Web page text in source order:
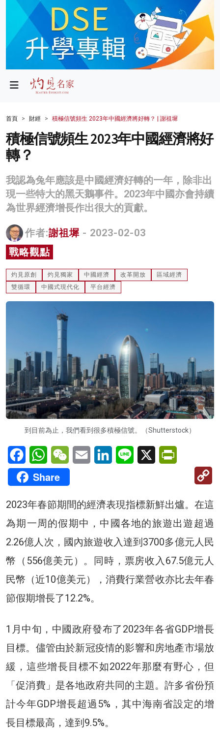
政局
財經
生活
健康
商業
科技
影片
名家榜
灼見活動
關於我們
首頁 財經 積極信號頻生 2023年中國經濟將好轉？ | 謝祖墀
積極信號頻生 2023年中國經濟將好
轉？
我認為兔年應該是中國經濟好轉的一年，除非出
現一些特大的黑天鵝事件。2023年中國亦會持續
為世界經濟增長作出很大的貢獻。
作者:謝祖墀 - 2023-02-03
戰略觀點
灼見原創 灼見獨家 中國經濟 改革開放
區域經濟
雙循環
中國式現代化 平台經濟
到目前為止，我們看到很多積極信號。（Shutterstock）
FacebookWhatsAppWeChatEmail LinkedInLine X
Share
2023年春節期間的經濟表現指標新鮮出爐。在這
為期一周的假期中，中國各地的旅遊出遊超過
2.26億人次，國內旅遊收入達到3700多億元人民
幣（556億美元）。同時，票房收入67.5億元人
民幣（近10億美元），消費行業營收亦比去年春
節假期增長了12.2%。
1月中旬，中國政府發布了2023年各省GDP增長
目標。儘管由於新冠疫情的影響和房地產市場放
緩，這些增長目標不如2022年那麼有野心，但
「促消費」是各地政府共同的主題。許多省份預
計今年GDP增長超過5%，其中海南省設定的增
長目標最高，達到9.5%。